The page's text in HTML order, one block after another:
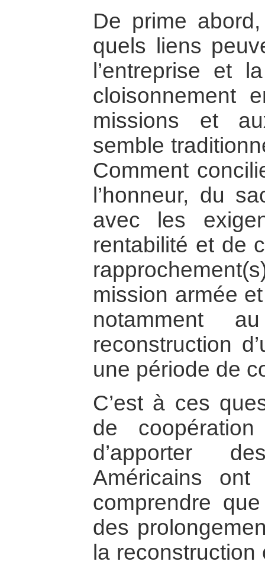
De prime
quels liens
l’entreprise et
cloisonnement
missions et
semble
Comment
l’honneur, du
avec les
rentabilité et de
mission armée
notamment
reconstruction
une période de
C’est à ces
de
d’apporter
Américains
comprendre
des
la